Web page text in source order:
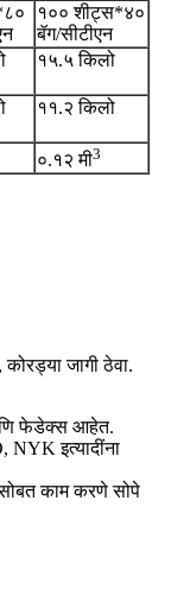
१०० शीट्स*४०
बॅग/सीटीएन
१५.५ किलो
११.२ किलो
०.१२ मी3
जागी ठेवा.
फेडेक्स आहेत.
इत्यादींना
काम करणे सोपे